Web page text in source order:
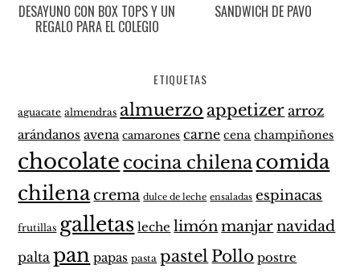
DESAYUNO CON BOX TOPS Y UN
REGALO PARA EL COLEGIO
SANDWICH DE PAVO
ETIQUETAS
aguacate almendras almuerzo appetizer arroz
arándanos avena camarones carne cena champiñones
chocolate cocina chilenacomida
chilenacrema dulce de leche ensaladas espinacas
frutillas galletas leche limónmanjarnavidad
palta pan papas pasta pastel Pollo postre